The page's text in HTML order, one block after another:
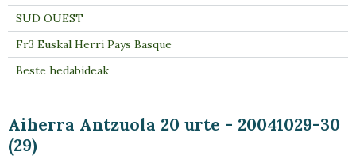
Aiherra Antzuola 20 urte - 20041029-30
(29)
SUD OUEST
Fr3 Euskal Herri Pays Basque
Beste hedabideak